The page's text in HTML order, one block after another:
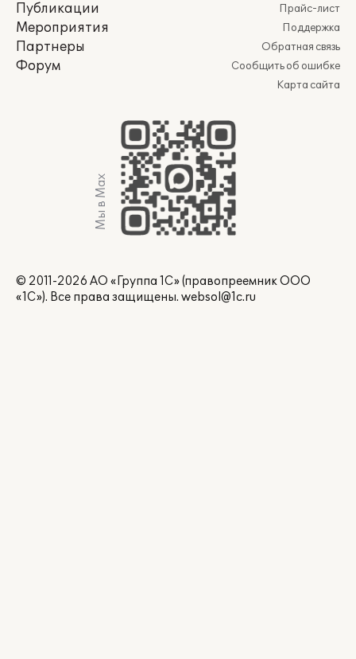
Публикации
Мероприятия
Партнеры
Форум
Прайс-лист
Поддержка
Обратная связь
Сообщить об ошибке
Карта сайта
Мы в Max
© 2011-2026 АО «Группа 1С» (правопреемник ООО
«1С»). Все права защищены. websol@1c.ru